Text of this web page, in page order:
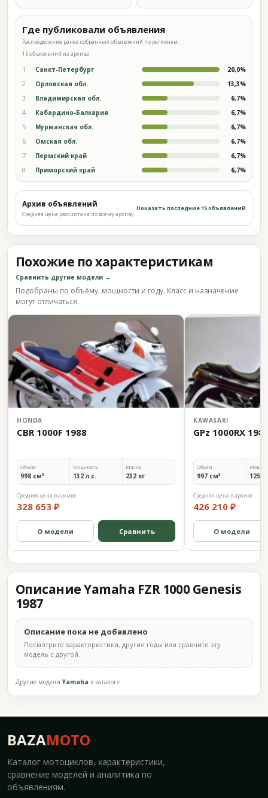
Где публиковали объявления
Распределение ранее собранных объявлений по регионам.
15 объявлений из архива
1 Санкт-Петербург 20,0%
2 Орловская обл. 13,3%
3 Владимирская обл. 6,7%
4 Кабардино-Балкария 6,7%
5 Мурманская обл. 6,7%
6 Омская обл. 6,7%
7 Пермский край 6,7%
8 Приморский край 6,7%
Архив объявлений
Средняя цена рассчитана по всему архиву
Показать последние 15 объявлений
Похожие по характеристикам
Сравнить другие модели →
Подобраны по объёму, мощности и году. Класс и назначение
могут отличаться.
HONDA
CBR 1000F 1988
Объём
998 см³
Мощность
132 л.с.
Масса
232 кг
Средняя цена в архиве
328 653 ₽
О модели Сравнить
KAWASAKI
GPz 1000RX
Объём
997 см³ 125
Средняя цена в архиве
426 210 ₽
О модели
Описание Yamaha FZR 1000 Genesis
1987
Описание пока не добавлено
Посмотрите характеристики, другие годы или сравните эту
модель с другой.
Другие моделиYamaha в каталоге
BAZAMOTO
Каталог мотоциклов, характеристики,
сравнение моделей и аналитика по
объявлениям.